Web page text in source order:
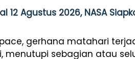
Agustus 2026, NASA
gerhana matahari
menutupi sebagian atau